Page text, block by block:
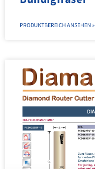
PRODUKTBEREICH ANSEHEN »